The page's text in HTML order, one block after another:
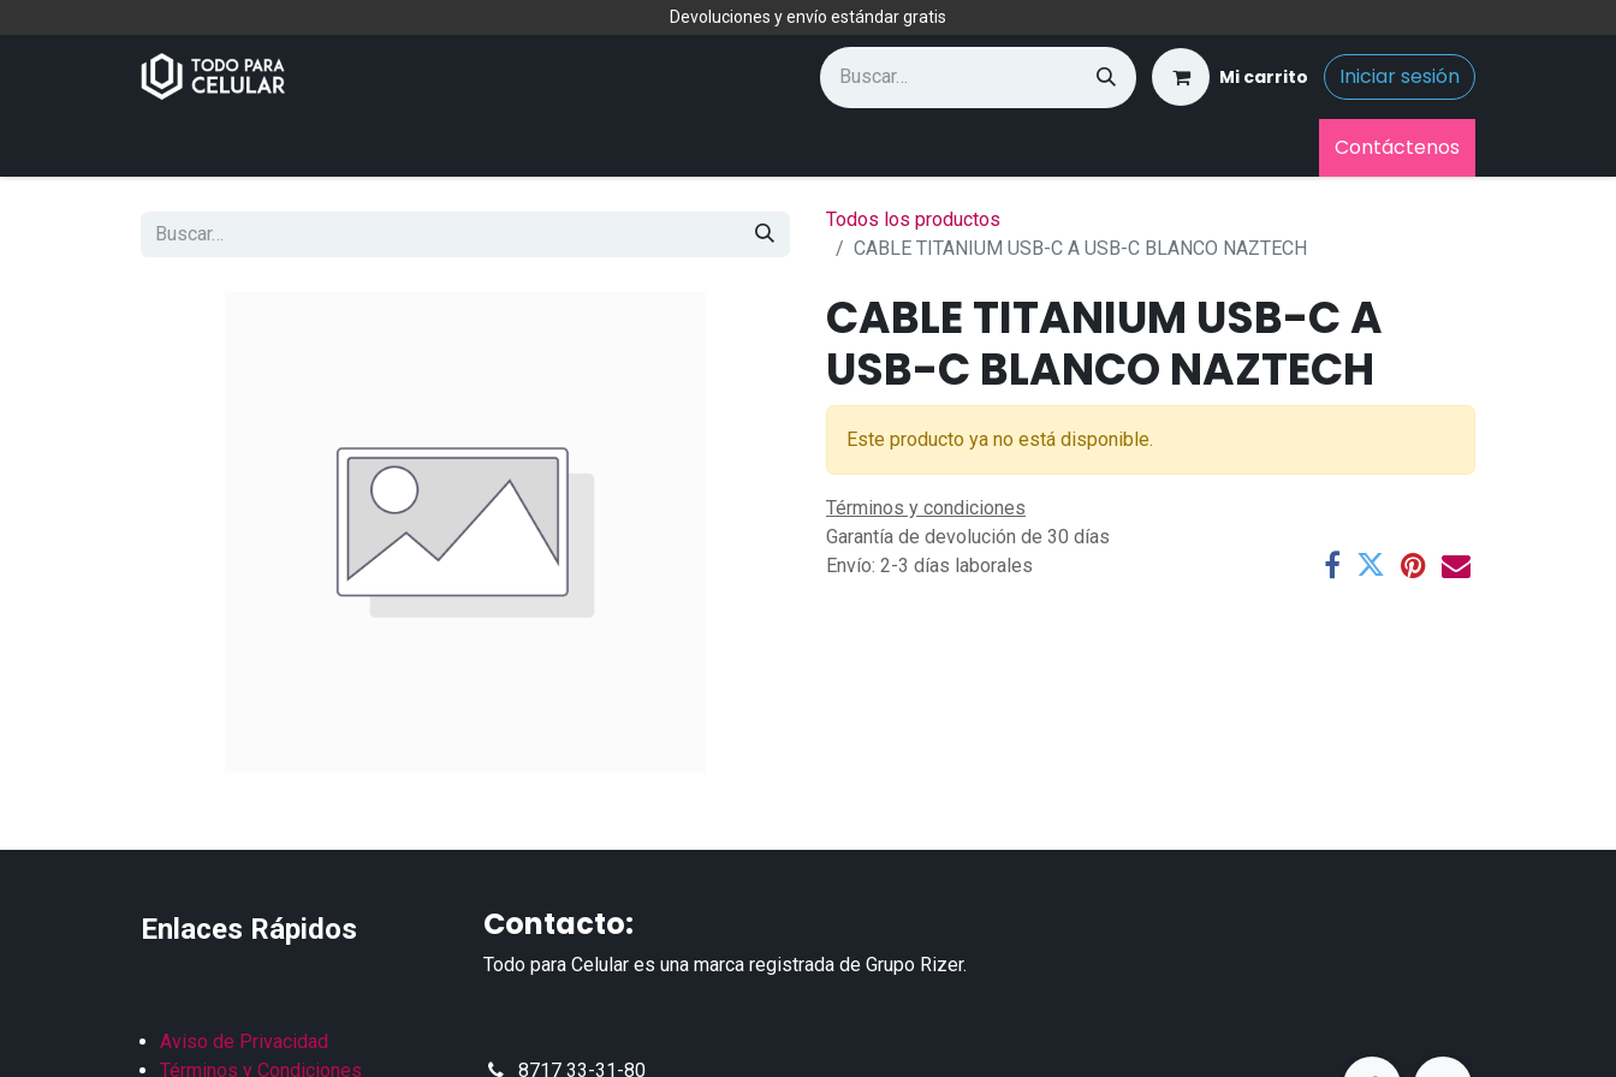
Devoluciones y envío estándar gratis
Mi carrito Iniciar sesión
Contáctenos
Todos los productos
CABLE TITANIUM USB-C A USB-C BLANCO NAZTECH
CABLE TITANIUM USB-C A
USB-C BLANCO NAZTECH
Este producto ya no está disponible.
Términos y condiciones
Garantía de devolución de 30 días
Envío: 2-3 días laborales
Enlaces Rápidos Contacto:
Todo para Celular es una marca registrada de Grupo Rizer.
Aviso de Privacidad
Términos y Condiciones
8717 33-31-80